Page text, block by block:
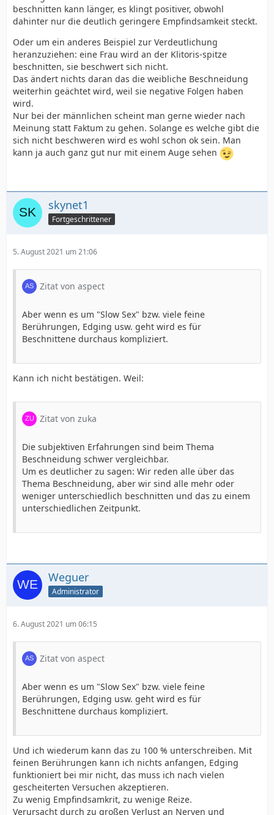
beschnitten kann länger, es klingt positiver, obwohl
dahinter nur die deutlich geringere Empfindsamkeit steckt.
Oder um ein anderes Beispiel zur Verdeutlichung
heranzuziehen: eine Frau wird an der Klitoris-spitze
beschnitten, sie beschwert sich nicht.
Das ändert nichts daran das die weibliche Beschneidung
weiterhin geächtet wird, weil sie negative Folgen haben
wird.
Nur bei der männlichen scheint man gerne wieder nach
Meinung statt Faktum zu gehen. Solange es welche gibt die
sich nicht beschweren wird es wohl schon ok sein. Man
kann ja auch ganz gut nur mit einem Auge sehen
skynet1
Fortgeschrittener
5. August 2021 um 21:06
Zitat von aspect
Aber wenn es um "Slow Sex" bzw. viele feine
Berührungen, Edging usw. geht wird es für
Beschnittene durchaus kompliziert.
Kann ich nicht bestätigen. Weil:
Zitat von zuka
Die subjektiven Erfahrungen sind beim Thema
Beschneidung schwer vergleichbar.
Um es deutlicher zu sagen: Wir reden alle über das
Thema Beschneidung, aber wir sind alle mehr oder
weniger unterschiedlich beschnitten und das zu einem
unterschiedlichen Zeitpunkt.
Weguer
Administrator
6. August 2021 um 06:15
Zitat von aspect
Aber wenn es um "Slow Sex" bzw. viele feine
Berührungen, Edging usw. geht wird es für
Beschnittene durchaus kompliziert.
Und ich wiederum kann das zu 100 % unterschreiben. Mit
feinen Berührungen kann ich nichts anfangen, Edging
funktioniert bei mir nicht, das muss ich nach vielen
gescheiterten Versuchen akzeptieren.
Zu wenig Empfindsamkrit, zu wenige Reize.
Verursacht durch zu großen Verlust an Nerven und